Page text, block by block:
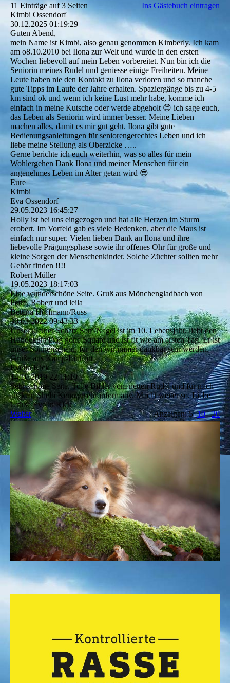
11 Einträge auf 3 Seiten
Ins Gästebuch eintragen
Kimbi Ossendorf
30.12.2025 01:19:29
Guten Abend,
mein Name ist Kimbi, also genau genommen Kimberly. Ich kam
am o8.10.2010 bei Ilona zur Welt und wurde in den ersten
Wochen liebevoll auf mein Leben vorbereitet. Nun bin ich die
Seniorin meines Rudel und geniesse einige Freiheiten. Meine
Leute haben nie den Kontakt zu Ilona verloren und so manche
gute Tipps im Laufe der Jahre erhalten. Spaziergänge bis zu 4-5
km sind ok und wenn ich keine Lust mehr habe, komme ich
einfach in meine Kutsche oder werde abgeholt 😊 ich sage euch,
das Leben als Seniorin wird immer besser. Meine Lieben
machen alles, damit es mir gut geht. Ilona gibt gute
Bedienungsanleitungen für seniorengerechtes Leben und ich
liebe meine Stellung als Oberzicke …..
Gerne berichte ich euch weiterhin, was so alles für mein
Wohlergehen Dank Ilona und meiner Menschen für ein
angenehmes Leben im Alter getan wird 😎
Eure
Kimbi
Eva Ossendorf
29.05.2023 16:45:27
Holly ist bei uns eingezogen und hat alle Herzen im Sturm
erobert. Im Vorfeld gab es viele Bedenken, aber die Maus ist
einfach nur super. Vielen lieben Dank an Ilona und ihre
liebevolle Prägungsphase sowie ihr offenes Ohr für große und
kleine Sorgen der Menschenkinder. Solche Züchter sollten mehr
Gehör finden !!!!
Robert Müller
19.05.2023 18:17:03
Eine wunderschöne Seite. Gruß aus Mönchengladbach von
Petra, Robert und leila
Bettina Hoffmann/Russ
30.03.2022 09:43:33
Unser kleiner Schatz Sam/Nagel ist im 10. Lebensjahr, liebt den
Hundekurs Dog gone Square und ist fit wie am ersten Tag. Er ist
unser Sonnenschein, für den wir immer dankbar sein werden.
Grüße aus Kamp-Lintfort
Evelin Kick
14.10.2019 22:11:10
Sehr schöne Seite. Tolle Bilder vom netten Rudel und für mich
als kein Shelti Kenner sehr informativ. Macht weiter so. Liebe
Grüße Evelin Kick
Weiter
Anzeigen: 510 20